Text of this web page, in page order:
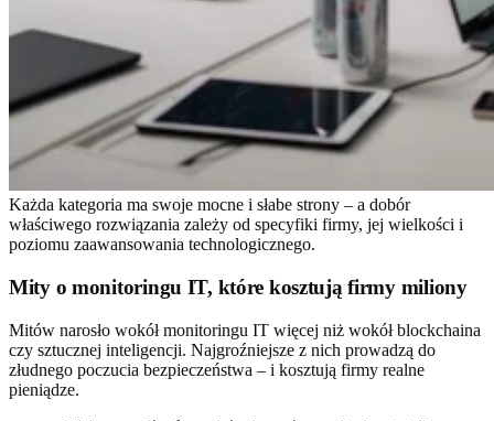
Każda kategoria ma swoje mocne i słabe strony – a dobór
właściwego rozwiązania zależy od specyfiki firmy, jej wielkości i
poziomu zaawansowania technologicznego.
Mity o monitoringu IT, które kosztują firmy miliony
Mitów narosło wokół monitoringu IT więcej niż wokół blockchaina
czy sztucznej inteligencji. Najgroźniejsze z nich prowadzą do
złudnego poczucia bezpieczeństwa – i kosztują firmy realne
pieniądze.